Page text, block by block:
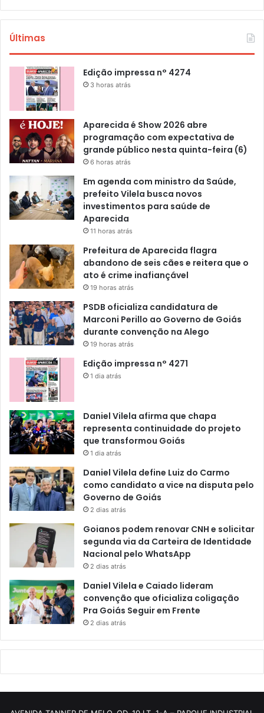
Últimas
Edição impressa n° 4274
3 horas atrás
Aparecida é Show 2026 abre
programação com expectativa de
grande público nesta quinta-feira (6)
6 horas atrás
Em agenda com ministro da Saúde,
prefeito Vilela busca novos
investimentos para saúde de
Aparecida
11 horas atrás
Prefeitura de Aparecida flagra
abandono de seis cães e reitera que o
ato é crime inafiançável
19 horas atrás
PSDB oficializa candidatura de
Marconi Perillo ao Governo de Goiás
durante convenção na Alego
19 horas atrás
Edição impressa n° 4271
1 dia atrás
Daniel Vilela afirma que chapa
representa continuidade do projeto
que transformou Goiás
1 dia atrás
Daniel Vilela define Luiz do Carmo
como candidato a vice na disputa pelo
Governo de Goiás
2 dias atrás
Goianos podem renovar CNH e solicitar
segunda via da Carteira de Identidade
Nacional pelo WhatsApp
2 dias atrás
Daniel Vilela e Caiado lideram
convenção que oficializa coligação
Pra Goiás Seguir em Frente
2 dias atrás